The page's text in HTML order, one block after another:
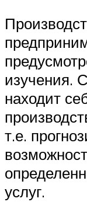
изучения.
находит
т.е.
услуг.